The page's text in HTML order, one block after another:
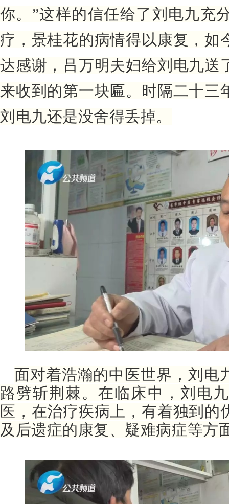
你。”这样的信任给了刘电九充
疗，景桂花的病情得以康复，如
达感谢，吕万明夫妇给刘电九送
来收到的第一块匾。时隔二十三
刘电九还是没舍得丢掉。
面对着浩瀚的中医世界，刘电
路劈斩荆棘。在临床中，刘电
医，在治疗疾病上，有着独到的
及后遗症的康复、疑难病症等方